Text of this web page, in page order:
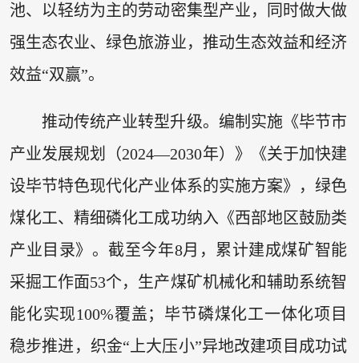
池、以轻纺为主的劳动密集型产业，同时做大做
强生态农业、绿色旅游业，推动生态效益和经济
效益“双赢”。
推动传统产业转型升级。编制实施《毕节市
产业发展规划（2024—2030年）》《关于加快建
设毕节特色现代化产业体系的实施方案》，绿色
煤化工、精细磷化工成功纳入《西部地区鼓励类
产业目录》。截至今年8月，累计建成煤矿智能
采掘工作面53个，生产煤矿机械化和辅助系统智
能化实现100%覆盖；毕节磷煤化工一体化项目
稳步推进，织金“上大压小”异地改建项目成功试